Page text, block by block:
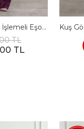
Kuş Gözü İnci Taş İşlemeli Eşofman Takımı - BORDO
TL
TL